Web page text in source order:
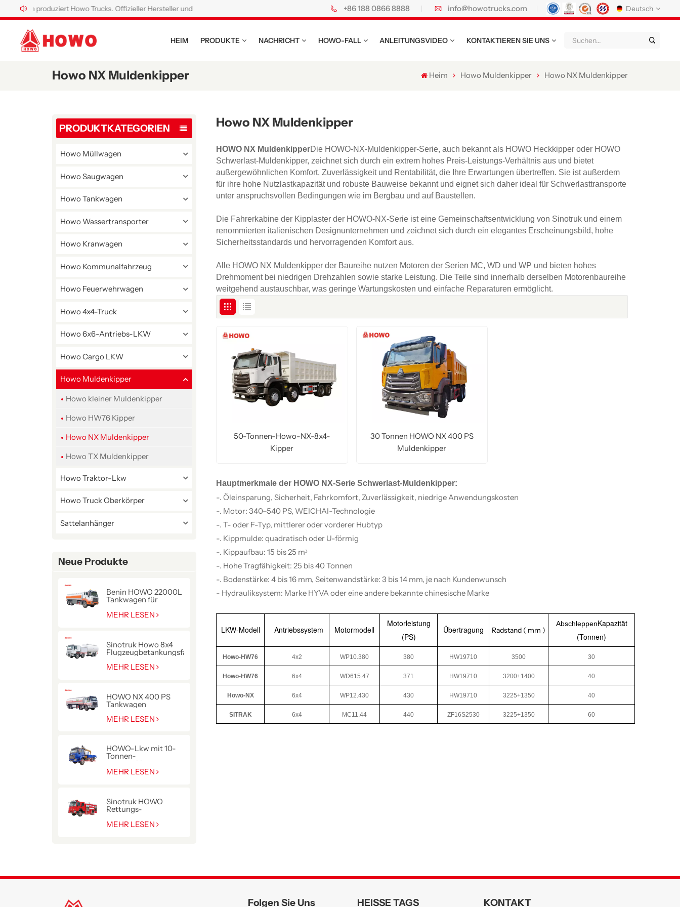
produziert Howo Trucks. Offizieller Hersteller und Werk von Howo Spezial-Lkw. +86 188 0866 8888 info@howotrucks.com Deutsch
Русский Italiano Español
Tiếng Việt عربي
မြန်မာ Filipino kiswahili
українська čeština
Svenska 中文
HEIM PRODUKTE NACHRICHT HOWO-FALL ANLEITUNGSVIDEO KONTAKTIEREN SIE UNS
Howo NX Muldenkipper Heim Howo Muldenkipper Howo NX Muldenkipper
PRODUKTKATEGORIEN
Howo Müllwagen
Howo Saugwagen
Howo Tankwagen
Howo Wassertransporter
Howo Kranwagen
Howo Kommunalfahrzeug
Howo Feuerwehrwagen
Howo 4x4-Truck
Howo 6x6-Antriebs-LKW
Howo Cargo LKW
Howo Muldenkipper
Howo kleiner Muldenkipper
Howo HW76 Kipper
Howo NX Muldenkipper
Howo TX Muldenkipper
Howo Traktor-Lkw
Howo Truck Oberkörper
Sattelanhänger
Neue Produkte
Benin HOWO 22000L
Tankwagen für
Kraftstofflieferung
MEHR LESEN
Sinotruk Howo 8x4
Flugzeugbetankungsfahrzeug
MEHR LESEN
HOWO NX 400 PS
Tankwagen
MEHR LESEN
HOWO-Lkw mit 10-
Tonnen-
MEHR LESEN
Sinotruk HOWO
Rettungs-
Pumpenwagen für die
Polizei
MEHR LESEN
Howo NX Muldenkipper
HOWO NX MuldenkipperDie HOWO-NX-Muldenkipper-Serie, auch bekannt als HOWO Heckkipper oder HOWO
Schwerlast-Muldenkipper, zeichnet sich durch ein extrem hohes Preis-Leistungs-Verhältnis aus und bietet
außergewöhnlichen Komfort, Zuverlässigkeit und Rentabilität, die Ihre Erwartungen übertreffen. Sie ist außerdem
für ihre hohe Nutzlastkapazität und robuste Bauweise bekannt und eignet sich daher ideal für Schwerlasttransporte
unter anspruchsvollen Bedingungen wie im Bergbau und auf Baustellen.
Die Fahrerkabine der Kipplaster der HOWO-NX-Serie ist eine Gemeinschaftsentwicklung von Sinotruk und einem
renommierten italienischen Designunternehmen und zeichnet sich durch ein elegantes Erscheinungsbild, hohe
Sicherheitsstandards und hervorragenden Komfort aus.
Alle HOWO NX Muldenkipper der Baureihe nutzen Motoren der Serien MC, WD und WP und bieten hohes
Drehmoment bei niedrigen Drehzahlen sowie starke Leistung. Die Teile sind innerhalb derselben Motorenbaureihe
weitgehend austauschbar, was geringe Wartungskosten und einfache Reparaturen ermöglicht.
50-Tonnen-Howo-NX-8x4-
Kipper
30 Tonnen HOWO NX 400 PS
Muldenkipper
Hauptmerkmale der HOWO NX-Serie Schwerlast-Muldenkipper:
-. Öleinsparung, Sicherheit, Fahrkomfort, Zuverlässigkeit, niedrige Anwendungskosten
-. Motor: 340–540 PS, WEICHAI-Technologie
-. T- oder F-Typ, mittlerer oder vorderer Hubtyp
-. Kippmulde: quadratisch oder U-förmig
-. Kippaufbau: 15 bis 25 m³
-. Hohe Tragfähigkeit: 25 bis 40 Tonnen
-. Bodenstärke: 4 bis 16 mm, Seitenwandstärke: 3 bis 14 mm, je nach Kundenwunsch
- Hydrauliksystem: Marke HYVA oder eine andere bekannte chinesische Marke
LKW-Modell Antriebssystem Motormodell
Motorleistung
(PS)
Übertragung Radstand ( mm )
AbschleppenKapazität
(Tonnen)
Howo-HW76 4x2 WP10.380 380 HW19710 3500 30
Howo-HW76 6x4 WD615.47 371 HW19710 3200+1400 40
Howo-NX 6x4 WP12.430 430 HW19710 3225+1350 40
SITRAK 6x4 MC11.44 440 ZF16S2530 3225+1350 60
Folgen Sie Uns HEISSE TAGS KONTAKT